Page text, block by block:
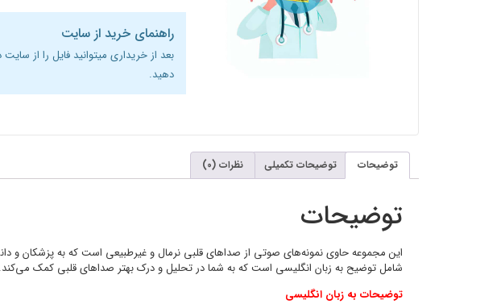
راهنمای خرید از سایت
بعد از خریداری میتوانید فایل را از
دهید.
توضیحات توضیحات تکمیلی نظرات (0)
توضیحات
این مجموعه حاوی نمونه‌های صوتی از صداهای قلبی نرمال و غیرطبیعی است که به پزشکان و
شامل توضیح به زبان انگلیسی است که به شما در تحلیل و درک بهتر صداهای قلبی کمک می‌کند.
توضیحات به زبان انگلیسی